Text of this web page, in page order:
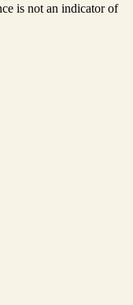
is not an indicator of